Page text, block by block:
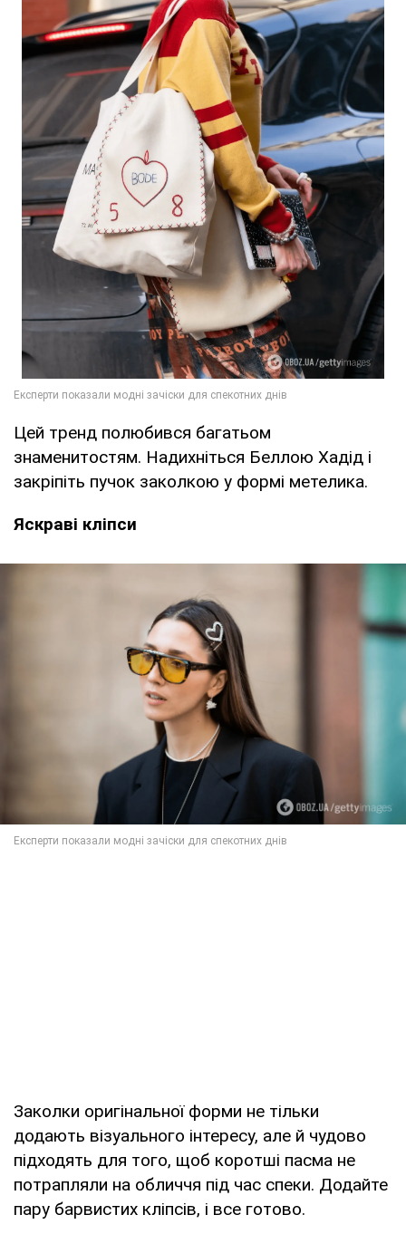
Цей тренд полюбився багатьом
знаменитостям. Надихніться Беллою Хадід і
закріпіть пучок заколкою у формі метелика.
Яскраві кліпси
Заколки оригінальної форми не тільки
додають візуального інтересу, але й чудово
підходять для того, щоб коротші пасма не
потрапляли на обличчя під час спеки. Додайте
пару барвистих кліпсів, і все готово.